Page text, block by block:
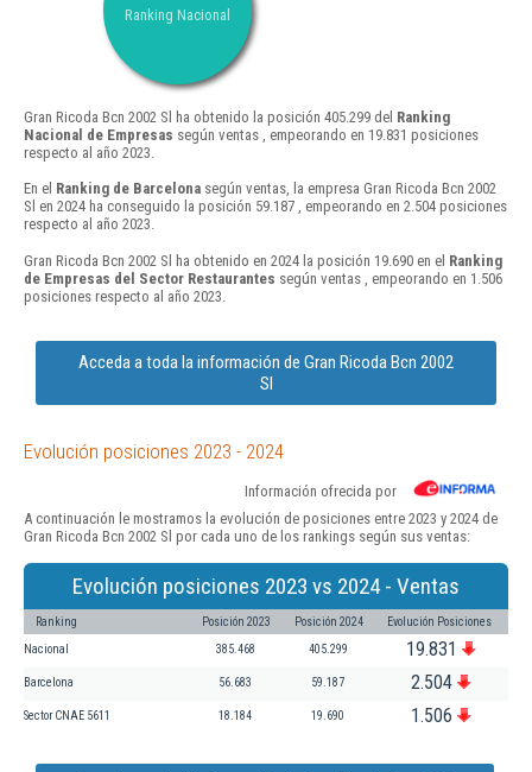
Ranking Nacional
Gran Ricoda Bcn 2002 Sl ha obtenido la posición 405.299 del Ranking
Nacional de Empresas según ventas , empeorando en 19.831 posiciones
respecto al año 2023.
En el Ranking de Barcelona según ventas, la empresa Gran Ricoda Bcn 2002
Sl en 2024 ha conseguido la posición 59.187 , empeorando en 2.504 posiciones
respecto al año 2023.
Gran Ricoda Bcn 2002 Sl ha obtenido en 2024 la posición 19.690 en el Ranking
de Empresas del Sector Restaurantes según ventas , empeorando en 1.506
posiciones respecto al año 2023.
Acceda a toda la información de Gran Ricoda Bcn 2002
Sl
Evolución posiciones 2023 - 2024
Información ofrecida por
A continuación le mostramos la evolución de posiciones entre 2023 y 2024 de
Gran Ricoda Bcn 2002 Sl por cada uno de los rankings según sus ventas:
Evolución posiciones 2023 vs 2024 - Ventas
Ranking Posición 2023 Posición 2024 Evolución Posiciones
Nacional 385.468 405.299 19.831
Barcelona 56.683 59.187 2.504
Sector CNAE 5611 18.184 19.690 1.506